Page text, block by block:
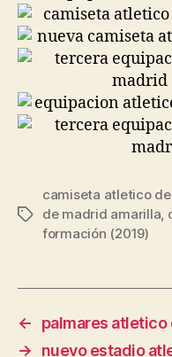
Etiquetas
camiseta atletico
de madrid amarilla,
formación (2019)
←
palmares
→
nuevo estadio